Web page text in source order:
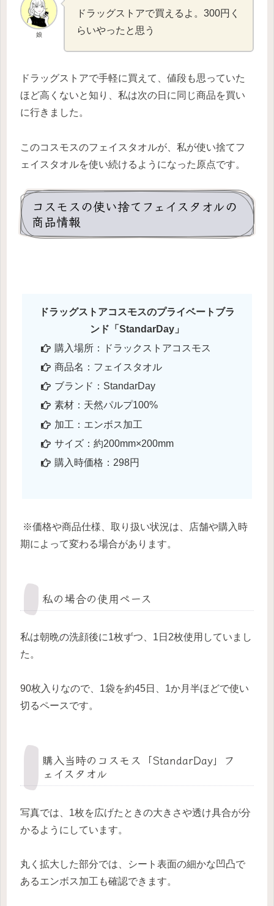
娘
ドラッグストアで買えるよ。300円く
らいやったと思う
ドラッグストアで手軽に買えて、値段も思っていた
ほど高くないと知り、私は次の日に同じ商品を買い
に行きました。
このコスモスのフェイスタオルが、私が使い捨てフ
ェイスタオルを使い続けるようになった原点です。
コスモスの使い捨てフェイスタオルの
商品情報
ドラッグストアコスモスのプライベートブラ
ンド「StandarDay」
購入場所：ドラックストアコスモス
商品名：フェイスタオル
ブランド：StandarDay
素材：天然パルプ100%
加工：エンボス加工
サイズ：約200mm×200mm
購入時価格：298円
※価格や商品仕様、取り扱い状況は、店舗や購入時
期によって変わる場合があります。
私の場合の使用ペース
私は朝晩の洗顔後に1枚ずつ、1日2枚使用していまし
た。
90枚入りなので、1袋を約45日、1か月半ほどで使い
切るペースです。
購入当時のコスモス「StandarDay」フ
ェイスタオル
写真では、1枚を広げたときの大きさや透け具合が分
かるようにしています。
丸く拡大した部分では、シート表面の細かな凹凸で
あるエンボス加工も確認できます。